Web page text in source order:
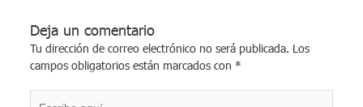
Deja un comentario
Tu dirección de correo electrónico no será publicada. Los
campos obligatorios están marcados con *